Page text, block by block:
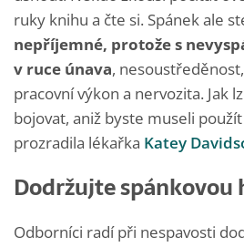
ruky knihu a čte si. Spánek ale
nepříjemné, protože s
v ruce únava,
pracovní výkon a nervozita. Jak
bojovat, aniž byste museli
prozradila lékařka Katey
Dodržujte spánkovou
Odborníci radí při nespavosti